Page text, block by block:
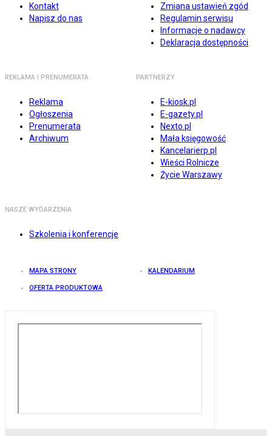
Kontakt
Napisz do nas
Zmiana ustawień zgód
Regulamin serwisu
Informacje o nadawcy
Deklaracja dostępności
REKLAMA I PRENUMERATA
Reklama
Ogłoszenia
Prenumerata
Archiwum
PARTNERZY
E-kiosk.pl
E-gazety.pl
Nexto.pl
Mała księgowość
Kancelarierp.pl
Wieści Rolnicze
Życie Warszawy
NASZE WYDARZENIA
Szkolenia i konferencje
MAPA STRONY KALENDARIUM
OFERTA PRODUKTOWA